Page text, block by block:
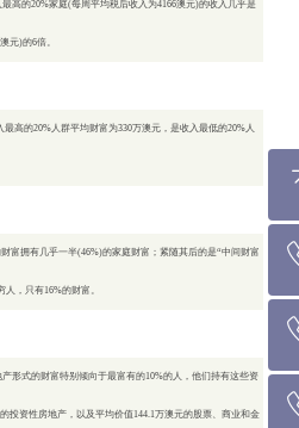
高的20%家庭(每周平均税后收入为4166澳元)的收入几乎是
元)的6倍。
高的20%人群平均财富为330万澳元，是收入最低的20%人
富拥有几乎一半(46%)的家庭财富；紧随其后的是“中间财富
，只有16%的财富。
形式的财富特别倾向于最富有的10%的人，他们持有这些资
投资性房地产，以及平均价值144.1万澳元的股票、商业和金
回到
墨尔本热线
悉 尼